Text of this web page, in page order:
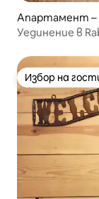
Апартамент –
Уединение в
Избор на
Избор на